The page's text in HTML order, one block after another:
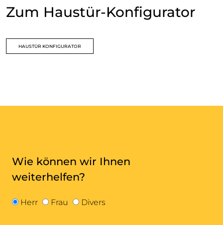
Zum Haustür-Konfigurator
HAUSTÜR KONFIGURATOR
Wie können wir Ihnen
weiterhelfen?
Geschlecht
Herr Frau Divers